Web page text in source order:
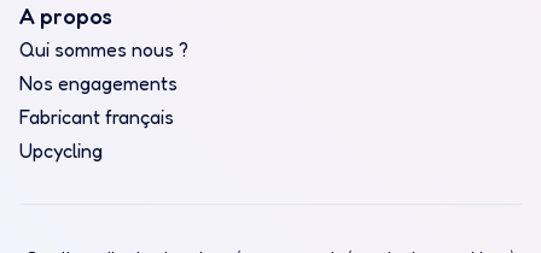
A propos
Qui sommes nous ?
Nos engagements
Fabricant français
Upcycling